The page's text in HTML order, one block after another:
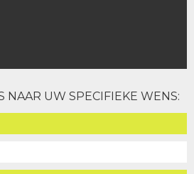
NAAR UW SPECIFIEKE WENS: